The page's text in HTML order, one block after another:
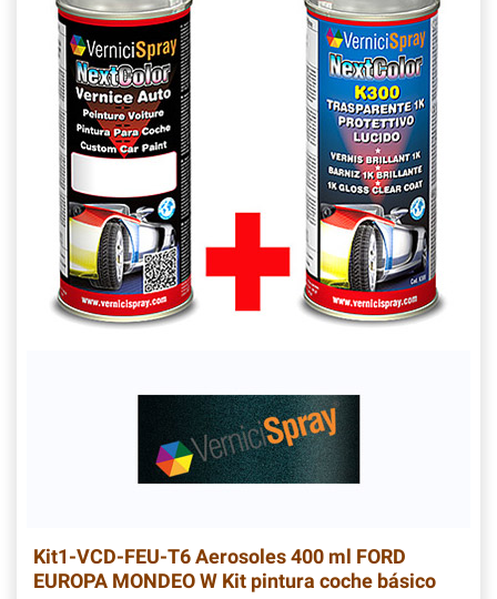
Kit1-VCD-FEU-T6Aerosoles 400 ml FORD
EUROPA MONDEO W Kit pintura coche básico